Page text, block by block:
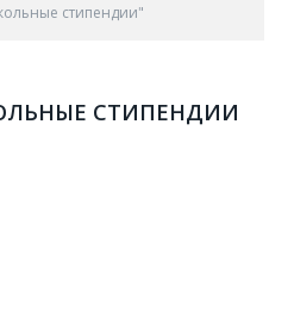
стипендии"
СТИПЕНДИИ